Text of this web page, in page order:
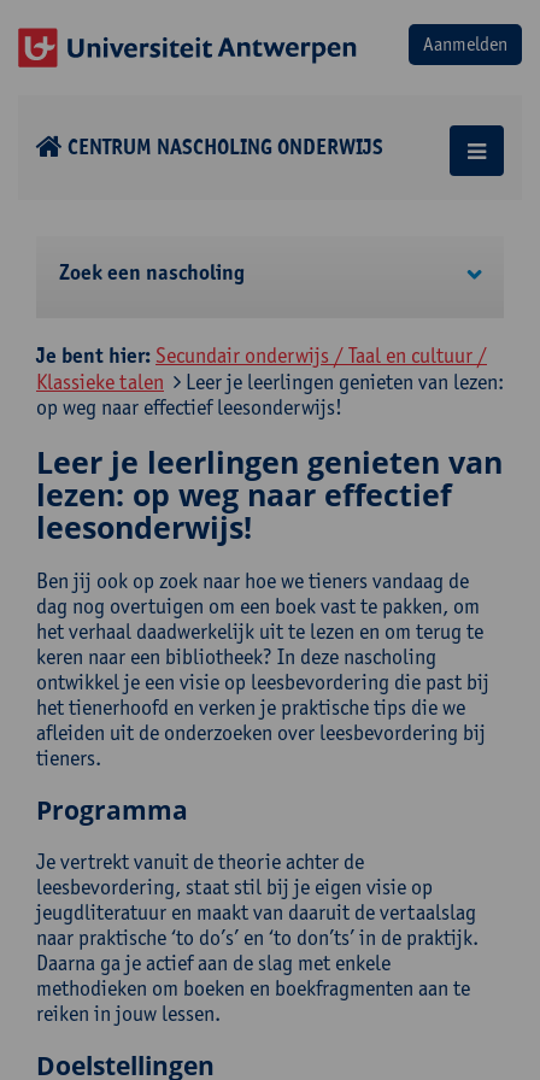
CENTRUM NASCHOLING ONDERWIJS
Zoek een nascholing
Je bent hier: Secundair onderwijs / Taal en cultuur /
Klassieke talen
Leer je leerlingen genieten van lezen:
op weg naar effectief leesonderwijs!
Leer je leerlingen genieten van
lezen: op weg naar effectief
leesonderwijs!
Ben jij ook op zoek naar hoe we tieners vandaag de
dag nog overtuigen om een boek vast te pakken, om
het verhaal daadwerkelijk uit te lezen en om terug te
keren naar een bibliotheek? In deze nascholing
ontwikkel je een visie op leesbevordering die past bij
het tienerhoofd en verken je praktische tips die we
afleiden uit de onderzoeken over leesbevordering bij
tieners.
Programma
Je vertrekt vanuit de theorie achter de
leesbevordering, staat stil bij je eigen visie op
jeugdliteratuur en maakt van daaruit de vertaalslag
naar praktische ‘to do’s’ en ‘to don’ts’ in de praktijk.
Daarna ga je actief aan de slag met enkele
methodieken om boeken en boekfragmenten aan te
reiken in jouw lessen.
Doelstellingen